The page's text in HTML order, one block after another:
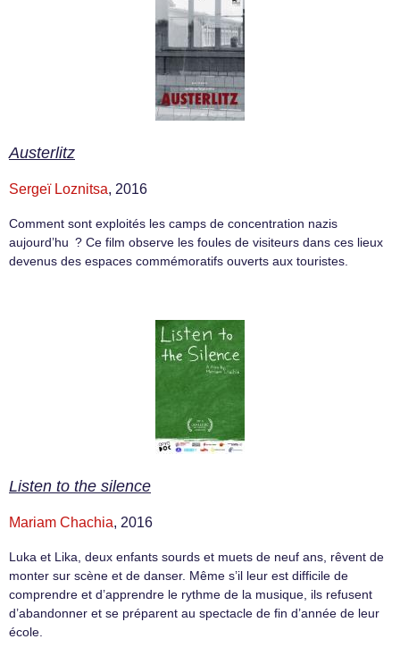
Austerlitz
Sergeï Loznitsa, 2016
Comment sont exploités les camps de concentration nazis
aujourd’hu ? Ce film observe les foules de visiteurs dans ces lieux
devenus des espaces commémoratifs ouverts aux touristes.
Listen to the silence
Mariam Chachia, 2016
Luka et Lika, deux enfants sourds et muets de neuf ans, rêvent de
monter sur scène et de danser. Même s’il leur est difficile de
comprendre et d’apprendre le rythme de la musique, ils refusent
d’abandonner et se préparent au spectacle de fin d’année de leur
école.